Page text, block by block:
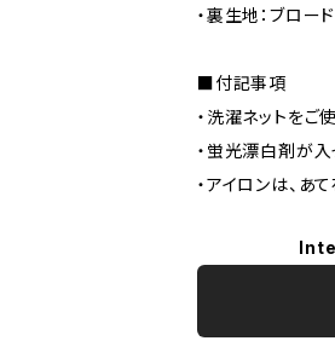
・裏生地：ブロ
■付記事項
・洗濯ネットをご
・蛍光漂白剤が入
・アイロンは、あ